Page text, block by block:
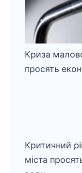
Криза
просять
Критичний
міста